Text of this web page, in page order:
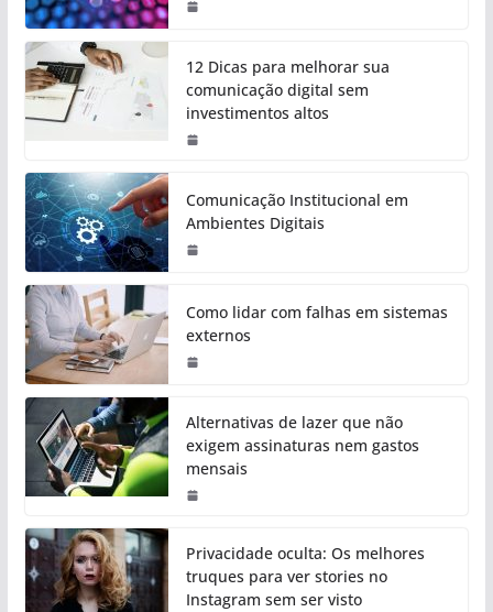
12 Dicas para melhorar sua
comunicação digital sem
investimentos altos
Comunicação Institucional em
Ambientes Digitais
Como lidar com falhas em sistemas
externos
Alternativas de lazer que não
exigem assinaturas nem gastos
mensais
Privacidade oculta: Os melhores
truques para ver stories no
Instagram sem ser visto